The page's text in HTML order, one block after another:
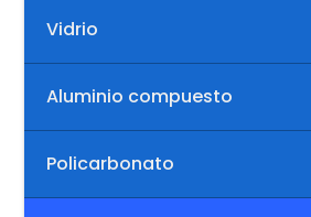
Vidrio
Aluminio compuesto
Policarbonato